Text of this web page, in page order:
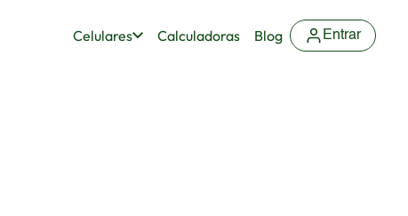
Celulares Calculadoras Blog Entrar